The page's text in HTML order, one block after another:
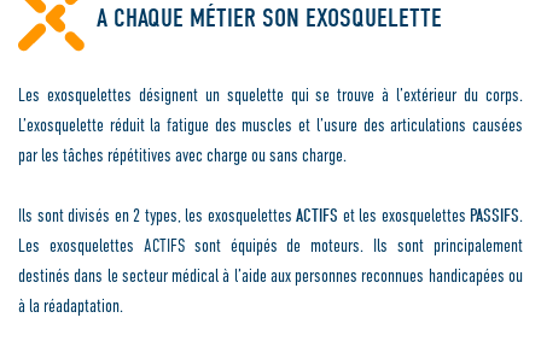
A CHAQUE MÉTIER SON EXOSQUELETTE
Les exosquelettes désignent un squelette qui se trouve à l’extérieur du corps.
L’exosquelette réduit la fatigue des muscles et l’usure des articulations causées
par les tâches répétitives avec charge ou sans charge.
Ils sont divisés en 2 types, les exosquelettes ACTIFS et les exosquelettes PASSIFS.
Les exosquelettes ACTIFS sont équipés de moteurs. Ils sont principalement
destinés dans le secteur médical à l’aide aux personnes reconnues handicapées ou
à la réadaptation.